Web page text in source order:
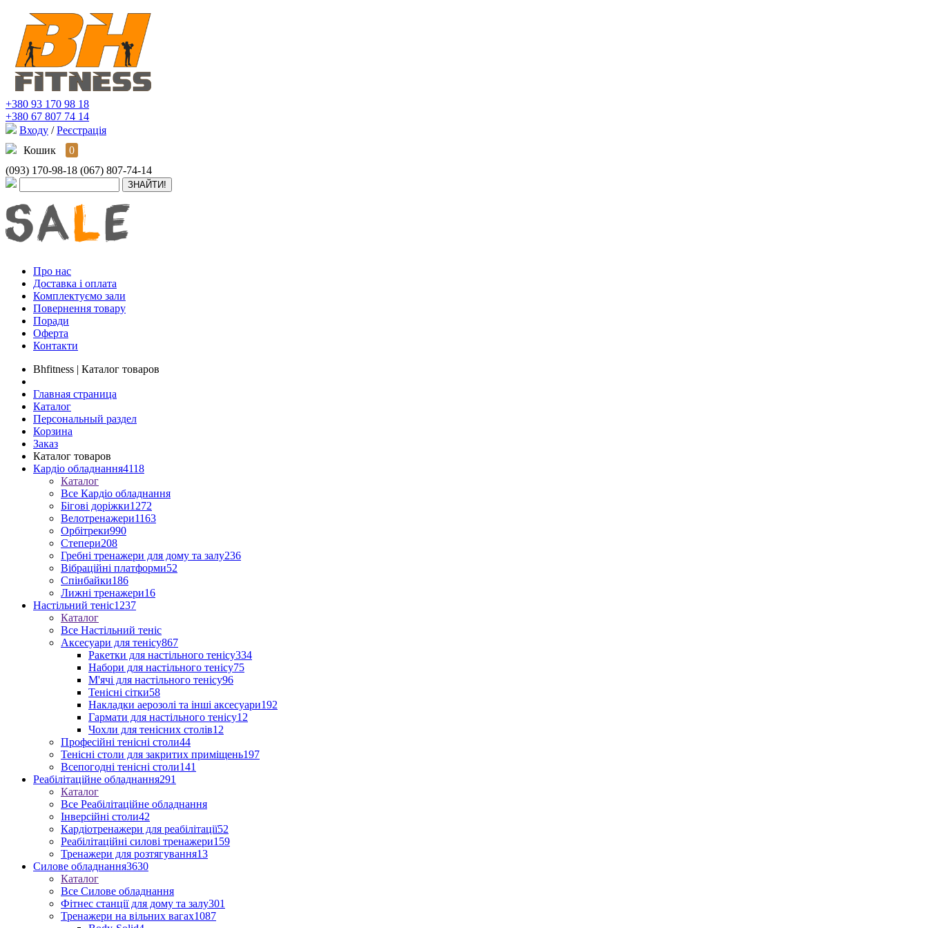
+380 93 170 98 18
+380 67 807 74 14
Входу / Реєстрація
Кошик
0
(093) 170-98-18 (067) 807-74-14
Про нас
Доставка і оплата
Комплектуємо зали
Повернення товару
Поради
Оферта
Контакти
Bhfitness | Каталог товаров
Главная страница
Каталог
Персональный раздел
Корзина
Заказ
Каталог товаров
Кардіо обладнання4118
Каталог
Все Кардіо обладнання
Бігові доріжки1272
Велотренажери1163
Орбітреки990
Степери208
Гребні тренажери для дому та залу236
Вібраційні платформи52
Спінбайки186
Лижні тренажери16
Настільний теніс1237
Каталог
Все Настільний теніс
Аксесуари для тенісу867
Ракетки для настільного тенісу334
Набори для настільного тенісу75
М'ячі для настільного тенісу96
Тенісні сітки58
Накладки аерозолі та інші аксесуари192
Гармати для настільного тенісу12
Чохли для тенісних столів12
Професійні тенісні столи44
Тенісні столи для закритих приміщень197
Всепогодні тенісні столи141
Реабілітаційне обладнання291
Каталог
Все Реабілітаційне обладнання
Інверсійні столи42
Кардіотренажери для реабілітації52
Реабілітаційні силові тренажери159
Тренажери для розтягування13
Силове обладнання3630
Каталог
Все Силове обладнання
Фітнес станції для дому та залу301
Тренажери на вільних вагах1087